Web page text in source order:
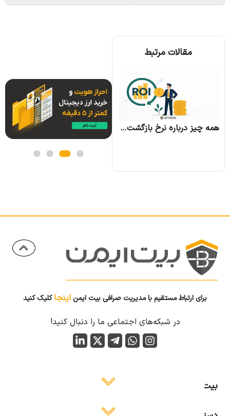
مقالات مرتبط
همه چیز درباره نرخ بازگشت سرمایه و نحوه محاسبه آن
برای ارتباط مستقیم با مدیریت صرافی بیت ایمن اینجاکلیک کنید
در شبکه‌های اجتماعی ما را دنبال کنید!
بیت ایمن